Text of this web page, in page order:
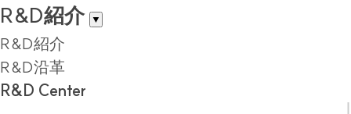
R&D紹介 ▼
R&D紹介
R&D沿革
R&D Center